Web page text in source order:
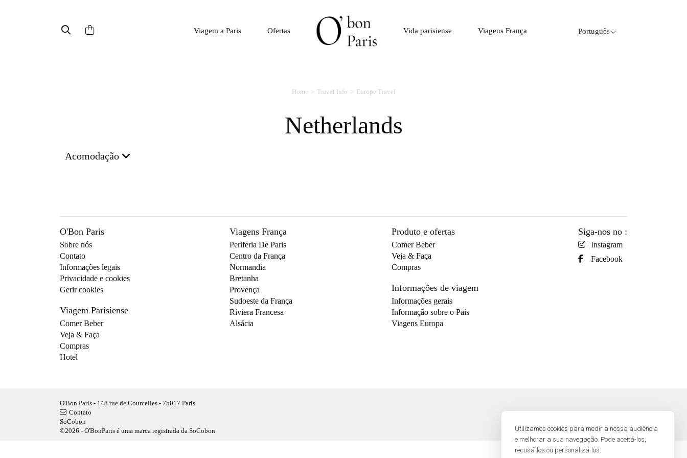
Utilizamos cookies para medir a nossa audiência
e melhorar a sua navegação. Pode aceitá-los,
recusá-los ou personalizá-los.
Viagem a Paris Ofertas Vida parisiense Viagens França Português
Home Travel Info Europe Travel
Netherlands
Acomodação
O'Bon Paris
Sobre nós
Contato
Informações legais
Privacidade e cookies
Gerir cookies
Viagem Parisiense
Comer Beber
Veja & Faça
Compras
Hotel
Viagens França
Periferia De Paris
Centro da França
Normandia
Bretanha
Provença
Sudoeste da França
Riviera Francesa
Alsácia
Produto e ofertas
Comer Beber
Veja & Faça
Compras
Informações de viagem
Informações gerais
Informação sobre o País
Viagens Europa
Siga-nos no :
Instagram
Facebook
O'Bon Paris - 148 rue de Courcelles - 75017 Paris
Contato
SoCobon
©2026 - O'BonParis é uma marca registrada da SoCobon